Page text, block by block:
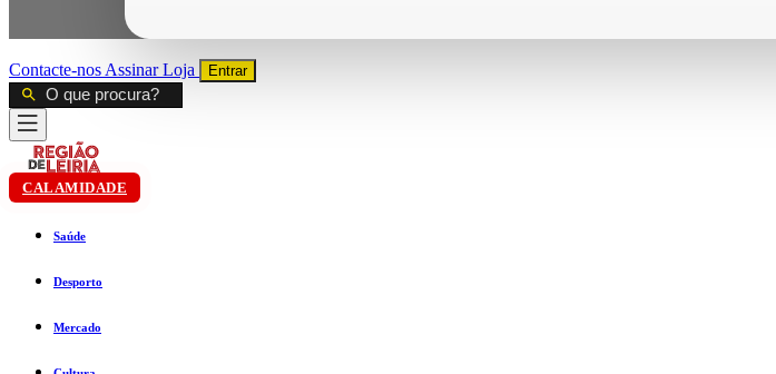
Contacte-nos AssinarLoja Entrar
CALAMIDADE
Saúde
Desporto
Mercado